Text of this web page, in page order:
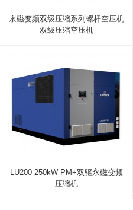
永磁变频双级压缩系列螺杆空压机
双级压缩空压机
LU200-250kW PM+双驱永磁变频
压缩机